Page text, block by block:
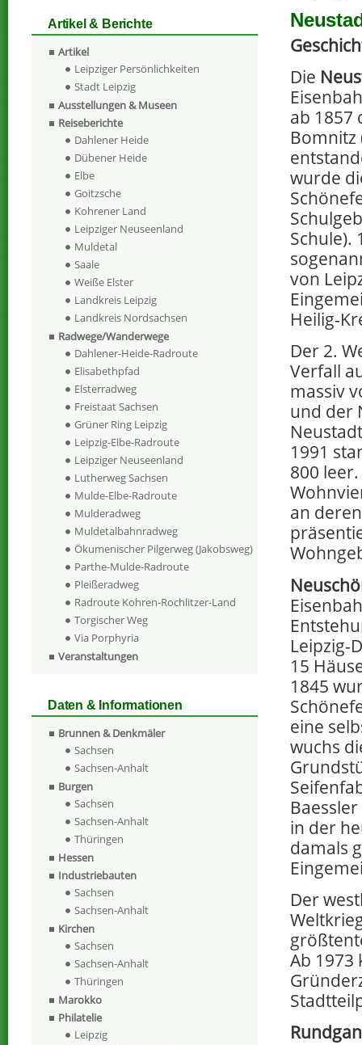
Die
ab 1857
Bomnitz
wurde
Schule).
von
Heilig-
Der 2.
Verfall
massiv
und der
1991
800
an
Leipzig-
15
1845
eine
wuchs
in der
damals
Der
Ab 1973
Artikel & Berichte
Artikel
Leipziger Persönlichkeiten
Stadt Leipzig
Ausstellungen & Museen
Reiseberichte
Dahlener Heide
Dübener Heide
Elbe
Goitzsche
Kohrener Land
Leipziger Neuseenland
Muldetal
Saale
Weiße Elster
Landkreis Leipzig
Landkreis Nordsachsen
Radwege/Wanderwege
Dahlener-Heide-Radroute
Elisabethpfad
Elsterradweg
Freistaat Sachsen
Grüner Ring Leipzig
Leipzig-Elbe-Radroute
Leipziger Neuseenland
Lutherweg Sachsen
Mulde-Elbe-Radroute
Mulderadweg
Muldetalbahnradweg
Ökumenischer Pilgerweg (Jakobsweg)
Parthe-Mulde-Radroute
Pleißeradweg
Radroute Kohren-Rochlitzer-Land
Torgischer Weg
Via Porphyria
Veranstaltungen
Daten & Informationen
Brunnen & Denkmäler
Sachsen
Sachsen-Anhalt
Burgen
Sachsen
Sachsen-Anhalt
Thüringen
Hessen
Industriebauten
Sachsen
Sachsen-Anhalt
Kirchen
Sachsen
Sachsen-Anhalt
Thüringen
Marokko
Philatelie
Leipzig